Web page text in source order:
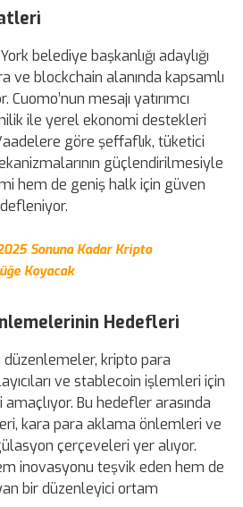
belediye başkanlığı adaylığı
ve blockchain alanında kapsamlı
mesajı yatırımcı
ile yerel ekonomi destekleri
göre şeffaflık, tüketici
güçlendirilmesiyle
hem de geniş halk için güven
Sonuna Kadar Kripto
Koyacak
Hedefleri
düzenlemeler, kripto para
ve stablecoin işlemleri için
Bu hedefler arasında
kara para aklama önlemleri ve
çerçeveleri yer alıyor.
inovasyonu teşvik eden hem de
bir düzenleyici ortam